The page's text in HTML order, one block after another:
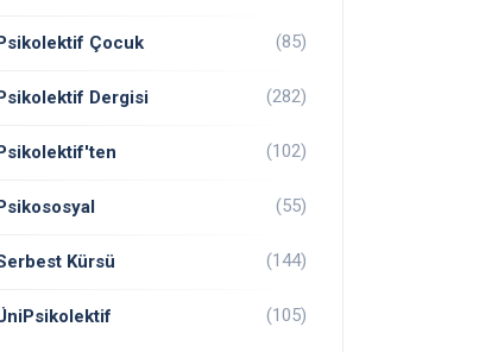
Çocuk (85)
Dergisi (282)
(102)
(55)
Kürsü (144)
(105)